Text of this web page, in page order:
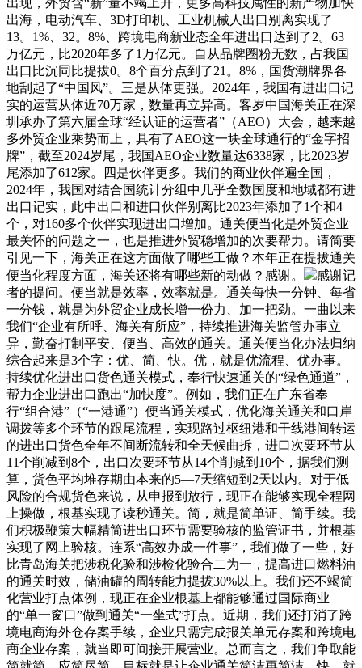
出现，外贸含“新”量不竭上升，更多高科技属性的新产物加快
出海，电动汽车、3D打印机、工业机械人出口别离实现了
13。1%、32。8%、跨境电商新业态全年进出口达到了2。63
万亿元，比2020年多了1万亿元。自从品牌圈粉无数，占我国
出口比沉同比提拔0。8个百分点到了21。8%，国货潮牌界各
地刮起了“中国风”。三是从体更强。2024年，我国有进出口记
实的运营从体近70万家，数量再立异高。客岁中国海关正在深
圳承办了第六届全球“经认证的运营者”（AEO）大会，越来越
多外贸企业乘势而上，具有了AEO这一块全球通行的“金字招
牌”，截至2024岁尾，我国AEO企业数量达6338家，比2023岁
尾添加了612家。四是伙伴更多。我们的商业伙伴遍全国，
2024年，我国对结合国统计分组中几乎全数国度和地域都有进
出口记实，此中出口和进口伙伴别离比2023年添加了1个和4
个，对160多个伙伴实现进出口增加。通关便当化是外贸企业
最关怀的问题之一，也是推进外贸稳增加的次要帮力。请简要
引见一下，海关正在这方面做了哪些工做？本年正在提拔通关
便当化程度方面，海关还将有哪些新的动做？感谢。
感谢记
者的提问。便当就是效率，效率就是。通关每快一分钟、每省
一分钱，就是为外贸企业成长增一份力、加一把劲。一曲以来
我们“企业有所呼、海关有所应”，持续推进海关监管办事立
异，勤奋打制平安、便当、高效的通关。通关便当化办法归纳
综合起来是3个字：优、简、快。优，就是优流程、优办事。
持续优化进出口货色通关模式，奉行快速通关的“绿色通道”，
帮力企业进出口跑出“加快度”。例如，我们正在广东省奉
行“组合港”（“一港通”）便当通关模式，优化海关通关和口岸
调拨等多个环节的跟尾流程，实现路过枢纽港和干线港间转运
的进出口货色全年不间断流转和全天候曲拆，进口次要环节从
11个削减到8个，出口次要环节从14个削减到10个，据我们测
算，货色平均堆存期由本来的5—7天缩短到2天以内。对于低
风险的合规货色来说，从申报到放行，现正在能够实现全程网
上操做，根基实现了读秒通关。简，就是简单证、简手续。我
们积极鞭策大幅精简进出口环节需要验核的监管证书，并根基
实现了网上验核。连系“高效办成一件事”，我们做了一些，好
比青岛海关把涉税化验和涉检化验合二为一，提高进口燃料油
的通关时效，储油罐的周转能力提拔30%以上。我们还不竭简
化营业打点体例，现正在企业根基上都能够通过国际商业
的“单一窗口”做到通关“一坐式”打点。近期，我们还打消了跨
境电商海外仓存案手续，企业只需完成报关单元存案和跨境电
商企业存案，就当即可间接开展营业。总而言之，我们争取能